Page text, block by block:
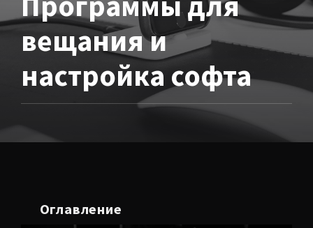
вещания и
настройка софта
Оглавление